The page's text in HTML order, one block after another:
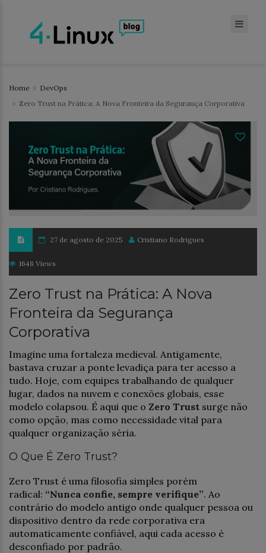
Home
DevOps
Zero Trust na Prática: A Nova Fronteira da Segurança Corporativa
27 de agosto de 2025 Cristiano Rodrigues
1648 Views
Zero Trust na Prática: A Nova
Fronteira da Segurança
Corporativa
Imagine uma fortaleza medieval. Antigamente,
bastava cruzar a ponte levadiça para ter acesso a
tudo. Hoje, com equipes trabalhando de qualquer
lugar, dados na nuvem e conexões globais, esse
modelo colapsou. É aqui que o Zero Trust surge não
como opção, mas como necessidade vital para
qualquer organização séria.
O Que É Zero Trust?
Zero Trust é uma filosofia simples porém
radical: “Nunca confie, sempre verifique”. Ao
contrário do modelo antigo onde qualquer pessoa ou
dispositivo dentro da rede corporativa era
automaticamente confiável, aqui cada acesso é
desconfiado por padrão.